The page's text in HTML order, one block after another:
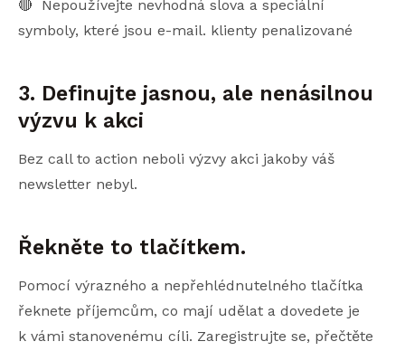
🔴 Nepoužívejte nevhodná slova a speciální
symboly, které jsou e-mail. klienty penalizované
3. Definujte jasnou, ale nenásilnou
výzvu k akci
Bez call to action neboli výzvy akci jakoby váš
newsletter nebyl.
Řekněte to tlačítkem.
Pomocí výrazného a nepřehlédnutelného tlačítka
řeknete příjemcům, co mají udělat a dovedete je
k vámi stanovenému cíli. Zaregistrujte se, přečtěte